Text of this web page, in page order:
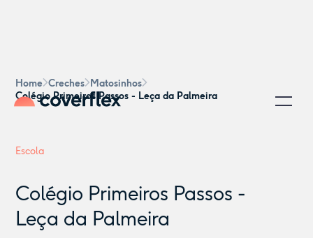
Home Creches
Matosinhos
Colégio Primeiros Passos - Leça da Palmeira
Escola
Colégio Primeiros Passos -
Leça da Palmeira